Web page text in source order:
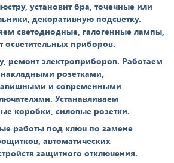
установит бра, точечные или
декоративную подсветку.
светодиодные, галогенные лампы,
приборов.
ремонт электроприборов. Работаем
розетками,
и современными
Устанавливаем
коробки, силовые розетки.
работы под ключ по замене
автоматических
защитного отключения.